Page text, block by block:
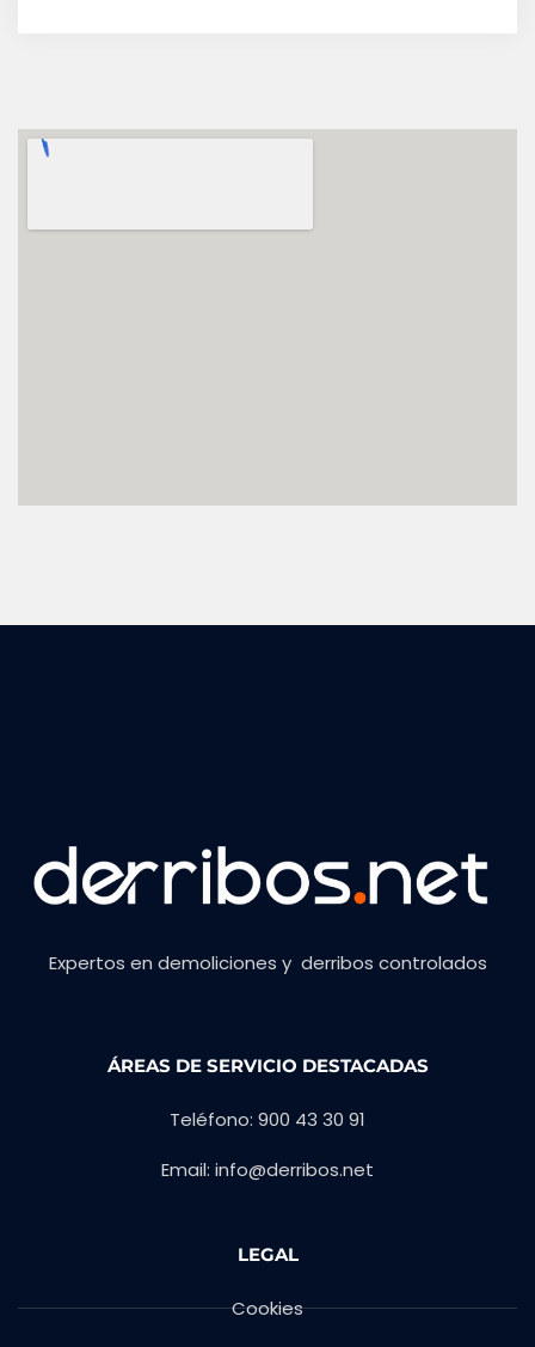
Expertos en demoliciones y derribos controlados
ÁREAS DE SERVICIO DESTACADAS
Teléfono: 900 43 30 91
Email: info@derribos.net
LEGAL
Cookies